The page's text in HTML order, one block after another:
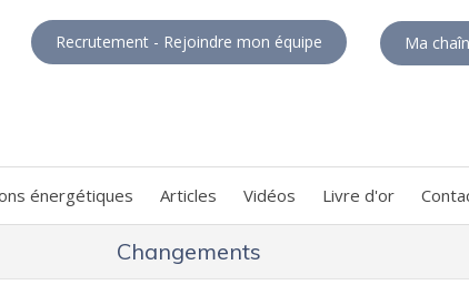
Recrutement - Rejoindre mon équipe Ma
énergétiques Articles Vidéos Livre d'or
Changements